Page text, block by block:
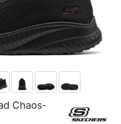
Chaos-